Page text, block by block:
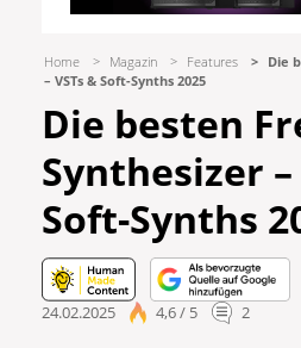
Home Magazin Features
Die
– VSTs & Soft-Synths 2025
Die besten
Synthesizer –
Soft-Synths
24.02.2025 4,6 / 5 2